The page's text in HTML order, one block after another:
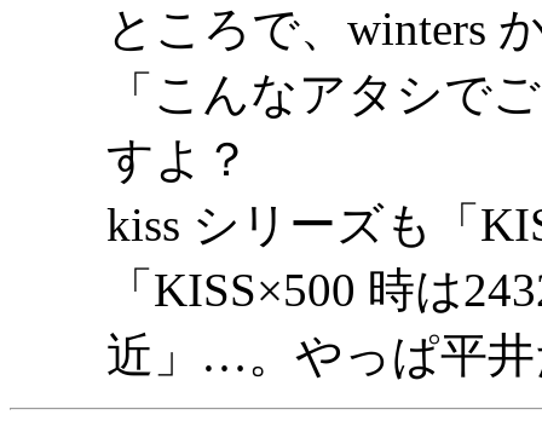
ところで、winters
「こんなアタシで
すよ？
kiss シリーズも「
「KISS×500 時は
近」…。やっぱ平